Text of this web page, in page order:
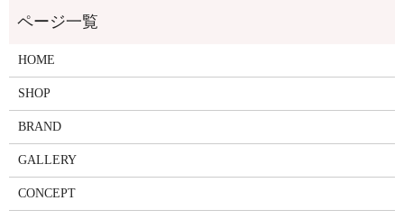
HOME
SHOP
BRAND
GALLERY
CONCEPT